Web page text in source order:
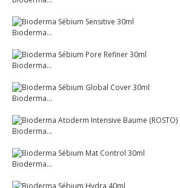
Bioderma...
Bioderma...
Bioderma...
Bioderma...
Bioderma...